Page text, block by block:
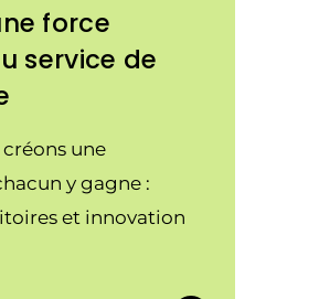
force
service de
une
y gagne :
et innovation